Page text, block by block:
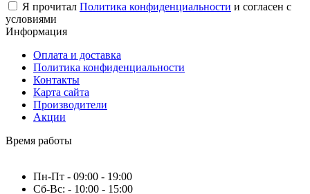
Я прочитал Политика конфиденциальности и согласен с
условиями
Информация
Оплата и доставка
Политика конфиденциальности
Контакты
Карта сайта
Производители
Акции
Время работы
Пн-Пт - 09:00 - 19:00
Сб-Вс: - 10:00 - 15:00